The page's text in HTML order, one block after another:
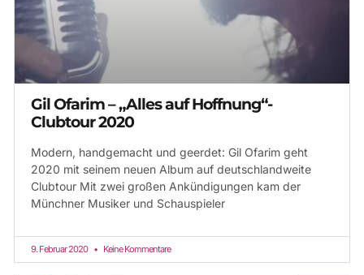
Gil Ofarim – „Alles auf Hoffnung“-
Clubtour 2020
Modern, handgemacht und geerdet: Gil Ofarim geht
2020 mit seinem neuen Album auf deutschlandweite
Clubtour Mit zwei großen Ankündigungen kam der
Münchner Musiker und Schauspieler
9. Februar 2020 Keine Kommentare